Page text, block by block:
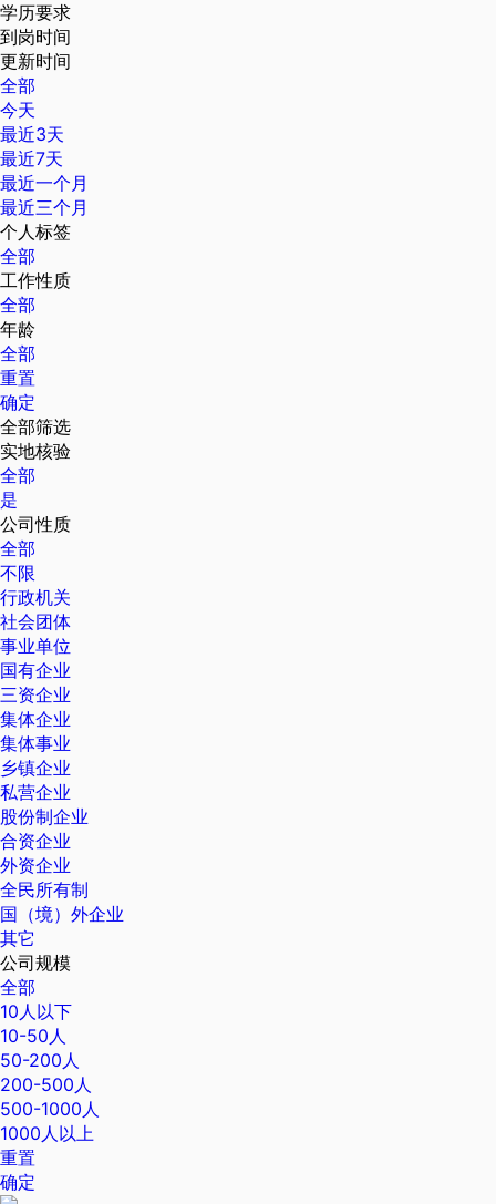
学历要求
到岗时间
更新时间
全部
今天
最近3天
最近7天
最近一个月
最近三个月
个人标签
全部
工作性质
全部
年龄
全部
重置
确定
全部筛选
实地核验
全部
是
公司性质
全部
不限
行政机关
社会团体
事业单位
国有企业
三资企业
集体企业
集体事业
乡镇企业
私营企业
股份制企业
合资企业
外资企业
全民所有制
国（境）外企业
其它
公司规模
全部
10人以下
10-50人
50-200人
200-500人
500-1000人
1000人以上
重置
确定